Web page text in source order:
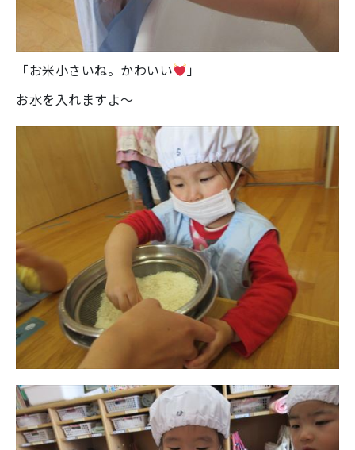
「お米小さいね。かわいい
」
お水を入れますよ～